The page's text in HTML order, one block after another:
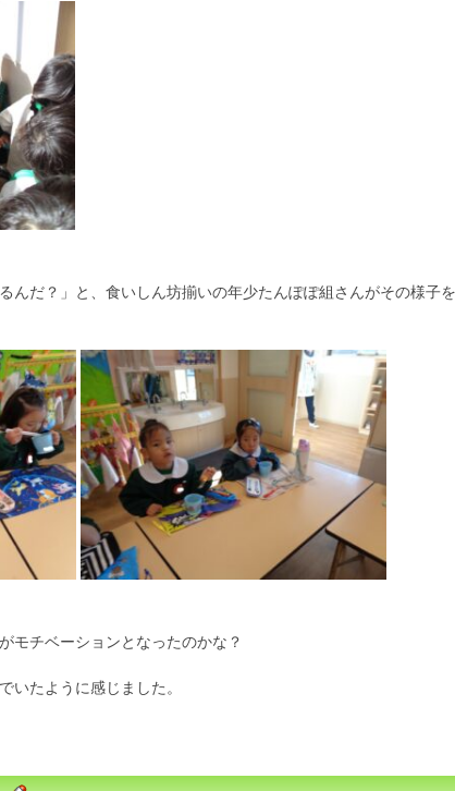
んだ？」と、食いしん坊揃いの年少たんぽぽ組さんがその様子
モチベーションとなったのかな？
いたように感じました。